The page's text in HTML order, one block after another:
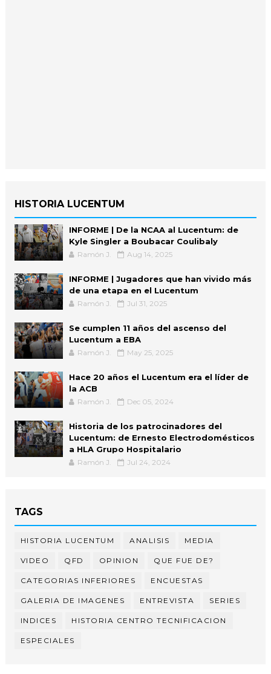
HISTORIA LUCENTUM
INFORME | De la NCAA al Lucentum: de
Kyle Singler a Boubacar Coulibaly
Ramón J. Aug 14, 2025
INFORME | Jugadores que han vivido más
de una etapa en el Lucentum
Ramón J. Jul 31, 2025
Se cumplen 11 años del ascenso del
Lucentum a EBA
Ramón J. May 25, 2025
Hace 20 años el Lucentum era el líder de
la ACB
Ramón J. Dec 05, 2024
Historia de los patrocinadores del
Lucentum: de Ernesto Electrodomésticos
a HLA Grupo Hospitalario
Ramón J. Jul 24, 2024
TAGS
HISTORIA LUCENTUM ANALISIS MEDIA
VIDEO QFD OPINION QUE FUE DE?
CATEGORIAS INFERIORES ENCUESTAS
GALERIA DE IMAGENES ENTREVISTA SERIES
INDICES HISTORIA CENTRO TECNIFICACION
ESPECIALES